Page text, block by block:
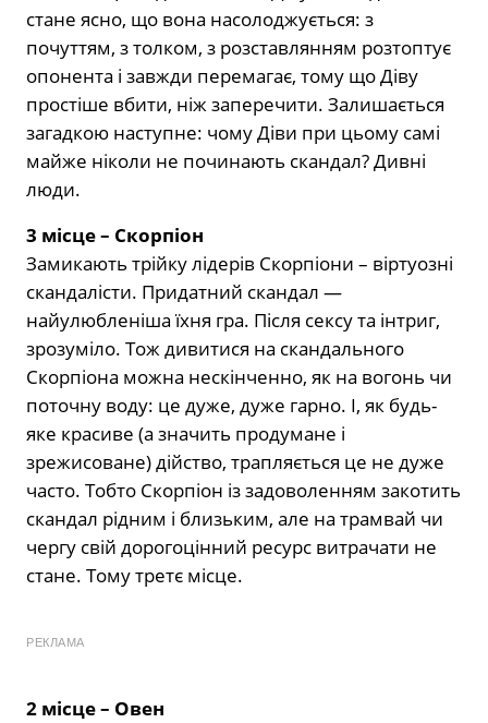
стане ясно, що вона насолоджується: з
почуттям, з толком, з розставлянням розтоптує
опонента і завжди перемагає, тому що Діву
простіше вбити, ніж заперечити. Залишається
загадкою наступне: чому Діви при цьому самі
майже ніколи не починають скандал? Дивні
люди.
3 місце – Скорпіон
Замикають трійку лідерів Скорпіони – віртуозні
скандалісти. Придатний скандал —
найулюбленіша їхня гра. Після сексу та інтриг,
зрозуміло. Тож дивитися на скандального
Скорпіона можна нескінченно, як на вогонь чи
поточну воду: це дуже, дуже гарно. І, як будь-
яке красиве (а значить продумане і
зрежисоване) дійство, трапляється це не дуже
часто. Тобто Скорпіон із задоволенням закотить
скандал рідним і близьким, але на трамвай чи
чергу свій дорогоцінний ресурс витрачати не
стане. Тому третє місце.
РЕКЛАМА
2 місце – Овен